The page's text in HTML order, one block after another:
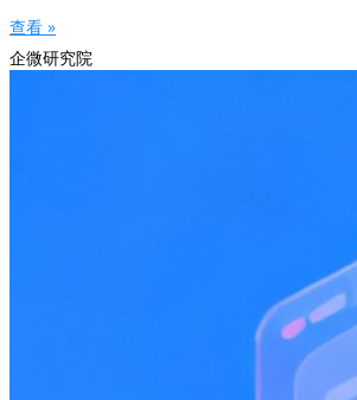
查看 »
企微研究院